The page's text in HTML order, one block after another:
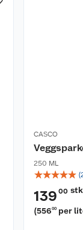
CASCO
250 ML
☆☆☆☆☆ (
139 00 stk
(55600 per